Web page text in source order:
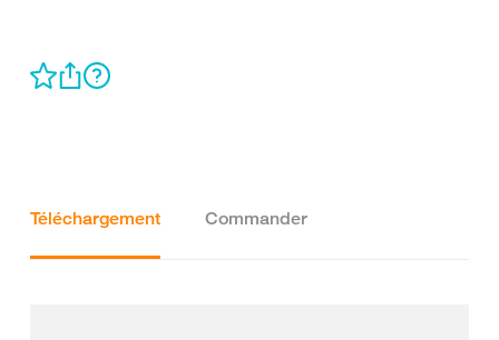
Téléchargement Commander